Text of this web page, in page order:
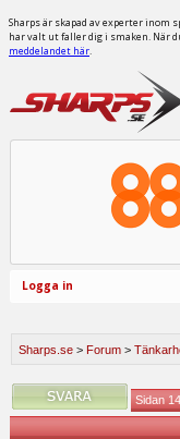
Sharps är skapad av experter inom
har valt ut faller dig i smaken. När
meddelandet här.
Logga in
Sharps.se > Forum >
Sidan